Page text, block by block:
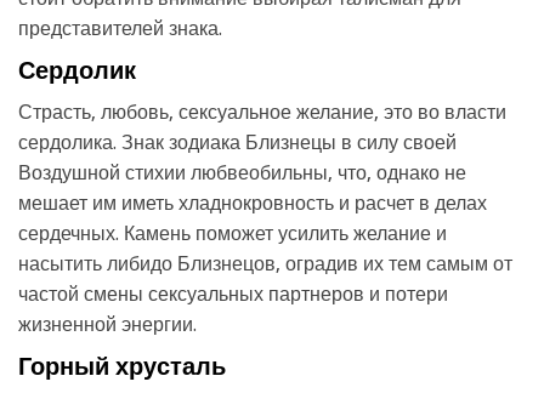
представителей знака.
Сердолик
Страсть, любовь, сексуальное желание, это во власти
сердолика. Знак зодиака Близнецы в силу своей
Воздушной стихии любвеобильны, что, однако не
мешает им иметь хладнокровность и расчет в делах
сердечных. Камень поможет усилить желание и
насытить либидо Близнецов, оградив их тем самым от
частой смены сексуальных партнеров и потери
жизненной энергии.
Горный хрусталь